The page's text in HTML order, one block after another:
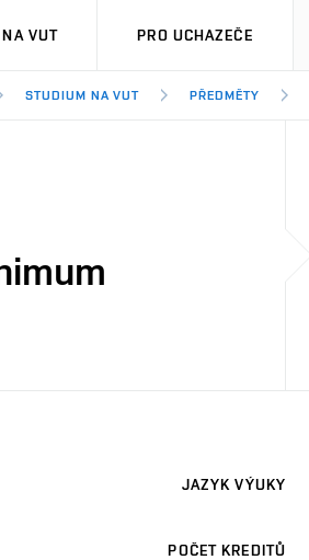
VUT PRO UCHAZEČE
STUDIUM NA VUT PŘEDMĚTY
JAZYK VÝUKY
POČET KREDITŮ